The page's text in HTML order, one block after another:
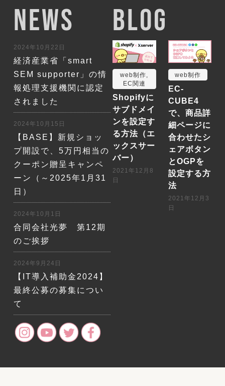
NEWS
2024年10月22日
経済産業省「smart
SEM supporter」の情
報処理支援機関に認定
されました
2024年10月15日
【BASE】新規ショッ
プ開設で、5万円相当の
クーポン贈呈キャンペ
ーン（～2025年1月31
日）
2024年10月1日
合同会社光夢 第12期
のご挨拶
2024年9月24日
【IT導入補助金2024】
最終公募の募集につい
て
BLOG
web制作
EC関連
Shopifyに
サブドメイ
ンを設定す
る方法（エ
ックスサー
バー）
2021年12月8
日
web制作
EC-
CUBE4
で、商品詳
細ページに
合わせたシ
ェアボタン
とOGPを
設定する方
法
2021年12月3
日